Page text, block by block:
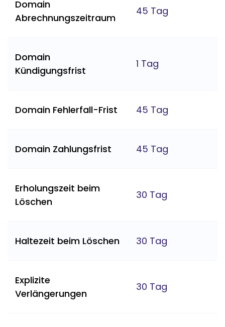
Domain
Abrechnungszeitraum
45 Tag
Domain
Kündigungsfrist
1 Tag
Domain Fehlerfall-Frist 45 Tag
Domain Zahlungsfrist 45 Tag
Erholungszeit beim
Löschen
30 Tag
Haltezeit beim Löschen 30 Tag
Explizite
Verlängerungen
30 Tag